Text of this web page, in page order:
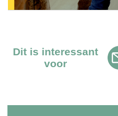
Dit is interessant
voor